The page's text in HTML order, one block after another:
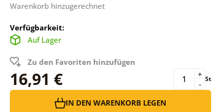
Warenkorb hinzugerechnet
Verfügbarkeit:
Auf Lager
Zu den Favoriten hinzufügen
16,91 € -
+ St
IN DEN WARENKORB LEGEN